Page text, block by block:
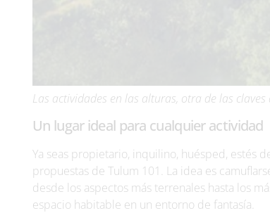
Las actividades en las alturas, otra de las claves
Un lugar ideal para cualquier actividad
Ya seas propietario, inquilino, huésped, estés
propuestas de Tulum 101. La idea es
desde los aspectos más terrenales hasta los
espacio habitable en un entorno de fantasía.